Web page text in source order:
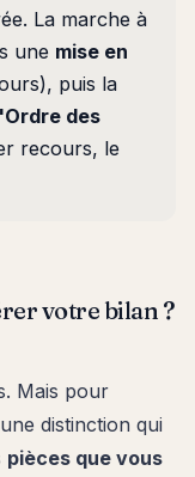
La marche à
une mise en
puis la
des
recours, le
votre bilan ?
Mais pour
distinction qui
pièces que vous